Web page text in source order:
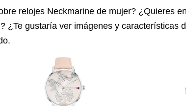
relojes Neckmarine de mujer? ¿Quieres
¿Te gustaría ver imágenes y características